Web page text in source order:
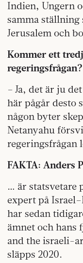
Indien, Ungern
samma ställning
Jerusalem och
Kommer ett
regeringsfrågan?
– Ja, det är ju
här pågår desto
någon byter
Netanyahu
regeringsfrågan
FAKTA: Anders
… är statsvetare
expert på
har sedan
ämnet och hans
and the israeli-
släpps 2020.